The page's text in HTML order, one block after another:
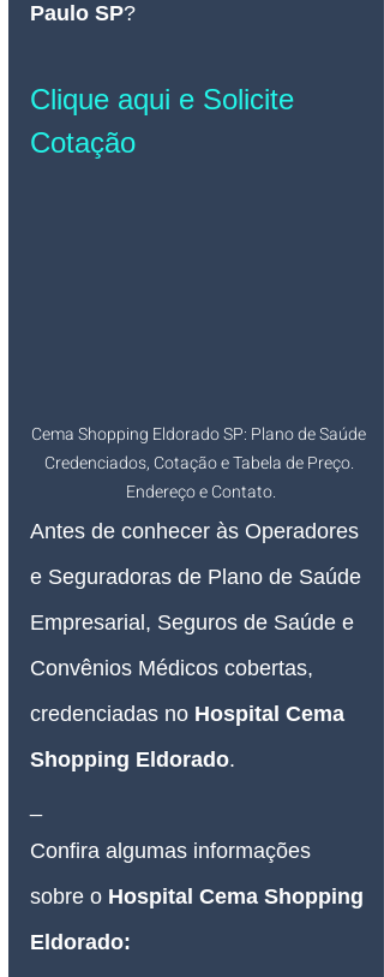
Paulo SP?
Clique aqui e Solicite
Cotação
Cema Shopping Eldorado SP: Plano de Saúde
Credenciados, Cotação e Tabela de Preço.
Endereço e Contato.
Antes de conhecer às Operadores
e Seguradoras de Plano de Saúde
Empresarial, Seguros de Saúde e
Convênios Médicos cobertas,
credenciadas no Hospital Cema
Shopping Eldorado.
Confira algumas informações
sobre o Hospital Cema Shopping
Eldorado: